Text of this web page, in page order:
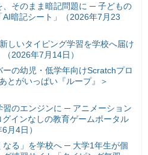
そのまま暗記問題に ─ 子どもの
暗記シート」（2026年7月23
しいタイピング学習を学校へ届け
2026年7月14日）
の幼児・低学年向けScratchプロ
がいっぱい『ループ』＞
習のエンジンに ─ アニメーション
インなしの教育ゲームポータル
月4日）
なる」を学校へ ─ 大学1年生が個